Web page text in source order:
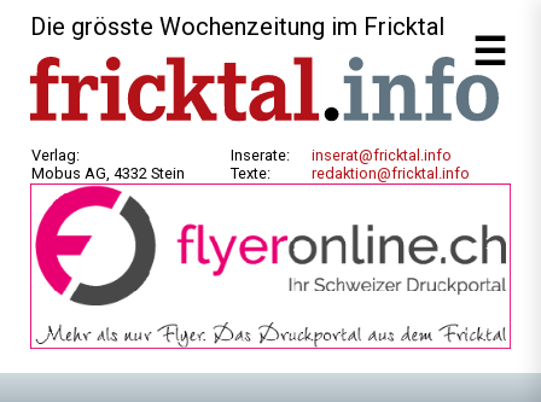
Die grösste Wochenzeitung im Fricktal
Verlag:
Mobus AG, 4332 Stein
Inserate:
Texte:
inserat@fricktal.info
redaktion@fricktal.info